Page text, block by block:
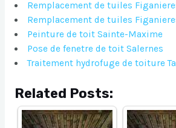
Remplacement de tuiles
Remplacement de tuiles
Peinture de toit Sainte-Maxime
Pose de fenetre de toit Salernes
Traitement hydrofuge de toiture
Related Posts: